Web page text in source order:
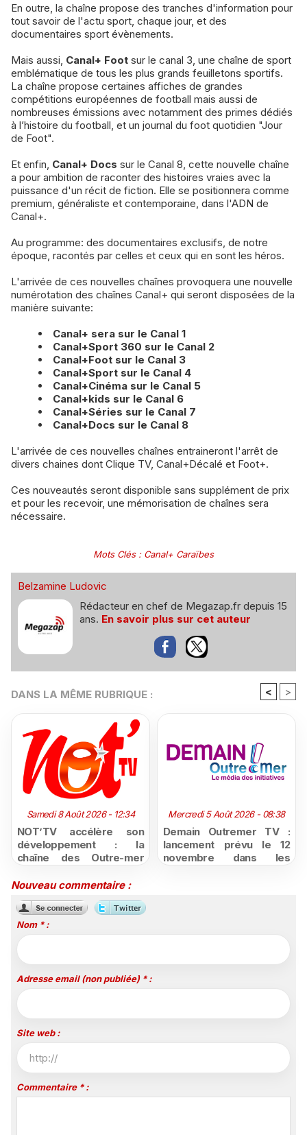
En outre, la chaîne propose des tranches d'information pour
tout savoir de l'actu sport, chaque jour, et des
documentaires sport évènements.
Mais aussi, Canal+ Foot sur le canal 3, une chaîne de sport
emblématique de tous les plus grands feuilletons sportifs.
La chaîne propose certaines affiches de grandes
compétitions européennes de football mais aussi de
nombreuses émissions avec notamment des primes dédiés
à l’histoire du football, et un journal du foot quotidien "Jour
de Foot".
Et enfin, Canal+ Docs sur le Canal 8, cette nouvelle chaîne
a pour ambition de raconter des histoires vraies avec la
puissance d'un récit de fiction. Elle se positionnera comme
premium, généraliste et contemporaine, dans l'ADN de
Canal+.
Au programme: des documentaires exclusifs, de notre
époque, racontés par celles et ceux qui en sont les héros.
L'arrivée de ces nouvelles chaînes provoquera une nouvelle
numérotation des chaînes Canal+ qui seront disposées de la
manière suivante:
Canal+ sera sur le Canal 1
Canal+Sport 360 sur le Canal 2
Canal+Foot sur le Canal 3
Canal+Sport sur le Canal 4
Canal+Cinéma sur le Canal 5
Canal+kids sur le Canal 6
Canal+Séries sur le Canal 7
Canal+Docs sur le Canal 8
L'arrivée de ces nouvelles chaînes entraineront l'arrêt de
divers chaines dont Clique TV, Canal+Décalé et Foot+.
Ces nouveautés seront disponible sans supplément de prix
et pour les recevoir, une mémorisation de chaînes sera
nécessaire.
Mots Clés: Canal+ Caraïbes
Belzamine Ludovic
Rédacteur en chef de Megazap.fr depuis 15
ans. En savoir plus sur cet auteur
DANS LA MÊME RUBRIQUE : < >
Samedi 8 Août 2026 - 12:34
NOT’TV accélère son
développement : la
chaîne des Outre-mer
Telecom et se déploie
Mercredi 5 Août 2026 - 08:38
Demain Outremer TV :
lancement prévu le 12
novembre dans les
Nouveau commentaire :
Nom * :
Adresse email (non publiée) * :
Site web :
Commentaire * :